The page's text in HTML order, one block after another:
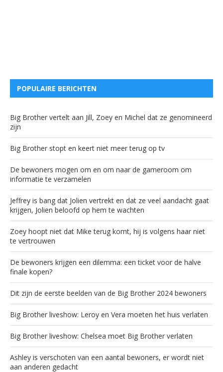
POPULAIRE BERICHTEN
Big Brother vertelt aan Jill, Zoey en Michel dat ze genomineerd
zijn
Big Brother stopt en keert niet meer terug op tv
De bewoners mogen om en om naar de gameroom om
informatie te verzamelen
Jeffrey is bang dat Jolien vertrekt en dat ze veel aandacht gaat
krijgen, Jolien beloofd op hem te wachten
Zoey hoopt niet dat Mike terug komt, hij is volgens haar niet
te vertrouwen
De bewoners krijgen een dilemma: een ticket voor de halve
finale kopen?
Dit zijn de eerste beelden van de Big Brother 2024 bewoners
Big Brother liveshow: Leroy en Vera moeten het huis verlaten
Big Brother liveshow: Chelsea moet Big Brother verlaten
Ashley is verschoten van een aantal bewoners, er wordt niet
aan anderen gedacht